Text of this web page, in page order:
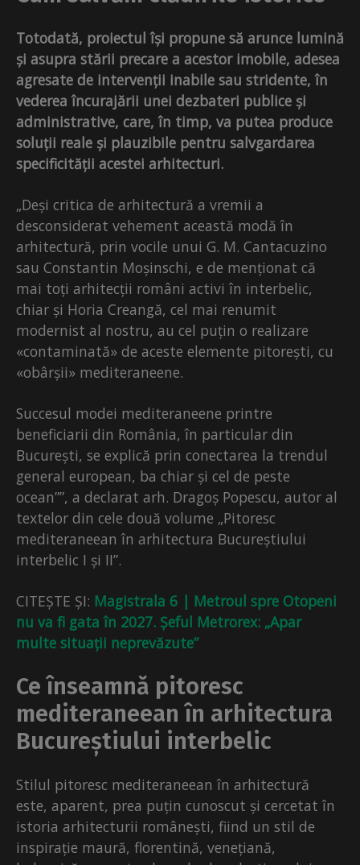
Totodată, proiectul își propune să arunce lumină
și asupra stării precare a acestor imobile, adesea
agresate de intervenții inabile sau stridente, în
vederea încurajării unei dezbateri publice și
administrative, care, în timp, va putea produce
soluții reale și plauzibile pentru salvgardarea
specificității acestei arhitecturi.
„Deși critica de arhitectură a vremii a
desconsiderat vehement această modă în
arhitectură, prin vocile unui G. M. Cantacuzino
sau Constantin Moșinschi, e de menționat că
mai toți arhitecții români activi în interbelic,
chiar și Horia Creangă, cel mai renumit
modernist al nostru, au cel puțin o realizare
«contaminată» de aceste elemente pitorești, cu
«obârșii» mediteraneene.
Succesul modei mediteraneene printre
beneficiarii din România, în particular din
București, se explică prin conectarea la trendul
general european, ba chiar și cel de peste
ocean””, a declarat arh. Dragoș Popescu, autor al
textelor din cele două volume „Pitoresc
mediteraneean în arhitectura Bucureștiului
interbelic I și II”.
CITEȘTE ȘI: Magistrala 6 | Metroul spre Otopeni
nu va fi gata în 2027. Șeful Metrorex: „Apar
multe situații neprevăzute”
Ce înseamnă pitoresc
mediteraneean în arhitectura
Bucureștiului interbelic
Stilul pitoresc mediteraneean în arhitectură
este, aparent, prea puțin cunoscut și cercetat în
istoria arhitecturii românești, fiind un stil de
inspirație maură, florentină, venețiană,